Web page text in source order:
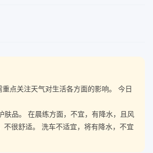
点关注天气对生活各方面的影响。 今日
品。 在晨练方面，不宜，有降水，且风
很舒适。 洗车不适宜，将有降水，不宜